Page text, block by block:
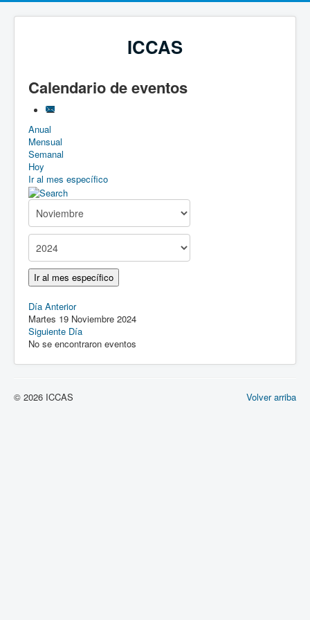
ICCAS
Calendario de eventos
Anual
Mensual
Semanal
Hoy
Ir al mes específico
Ir al mes específico
Día Anterior
Martes 19 Noviembre 2024
Siguiente Día
No se encontraron eventos
Volver arriba
© 2026 ICCAS